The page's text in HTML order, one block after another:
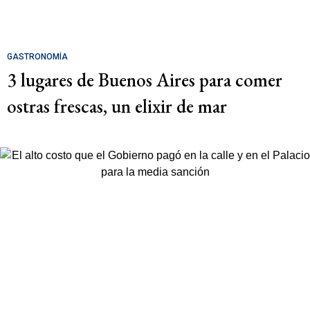
GASTRONOMÍA
3 lugares de Buenos Aires para comer
ostras frescas, un elixir de mar